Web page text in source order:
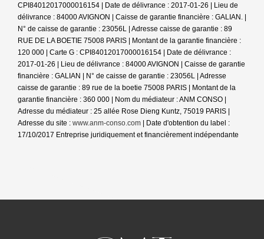
CPI84012017000016154 | Date de délivrance : 2017-01-26 | Lieu de
délivrance : 84000 AVIGNON | Caisse de garantie financière : GALIAN. |
N° de caisse de garantie : 23056L | Adresse caisse de garantie : 89
RUE DE LA BOETIE 75008 PARIS | Montant de la garantie financière :
120 000 | Carte G : CPI84012017000016154 | Date de délivrance :
2017-01-26 | Lieu de délivrance : 84000 AVIGNON | Caisse de garantie
financière : GALIAN | N° de caisse de garantie : 23056L | Adresse
caisse de garantie : 89 rue de la boetie 75008 PARIS | Montant de la
garantie financière : 360 000 | Nom du médiateur : ANM CONSO |
Adresse du médiateur : 25 allée Rose Dieng Kuntz, 75019 PARIS |
Adresse du site : www.anm-conso.com | Date d'obtention du label :
17/10/2017 Entreprise juridiquement et financièrement indépendante